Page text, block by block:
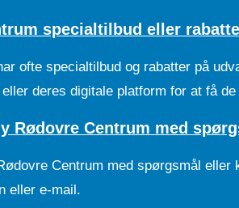
specialtilbud eller
ofte specialtilbud og rabatter på
deres digitale platform for at få de
Rødovre Centrum med
Centrum med spørgsmål eller
eller e-mail.